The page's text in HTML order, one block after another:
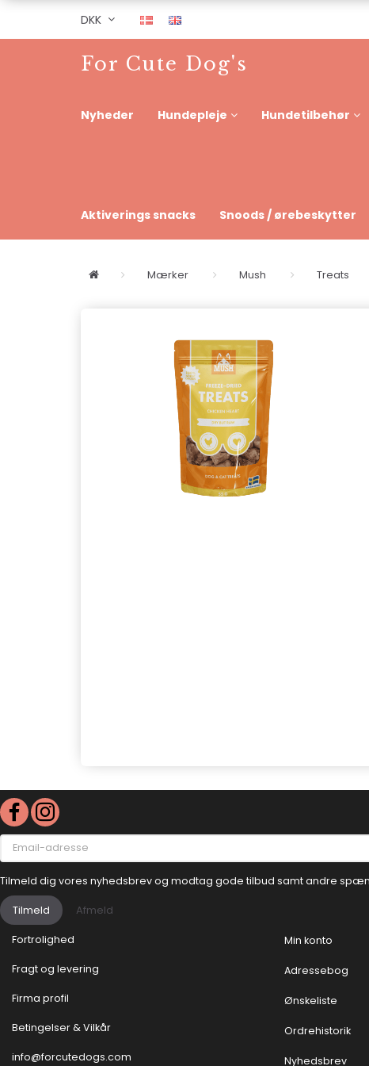
DKK
For Cute Dog's
Nyheder Hundepleje Hundetilbehør
Aktiverings snacks Snoods / ørebeskytter
Mærker Mush Treats
Email-
adresse
Tilmeld dig vores nyhedsbrev og modtag gode tilbud samt andre
Tilmeld Afmeld
Fortrolighed
Fragt og levering
Firma profil
Betingelser & Vilkår
info@forcutedogs.com
Min konto
Adressebog
Ønskeliste
Ordrehistorik
Nyhedsbrev